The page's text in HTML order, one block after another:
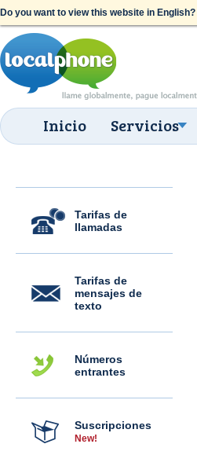
Do you want to view this website in English?
Inicio Servicios
Tarifas de
llamadas
Tarifas de
mensajes de
texto
Números
entrantes
Suscripciones
New!